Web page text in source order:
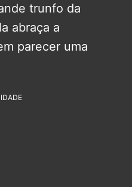
trunfo da
abraça a
parecer uma